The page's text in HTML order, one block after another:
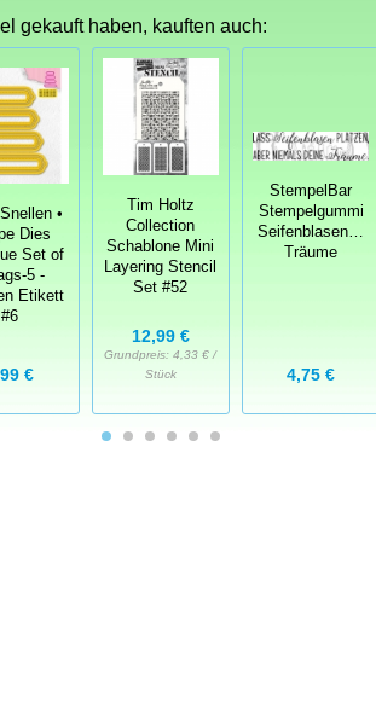
gekauft haben, kauften auch:
•
Dies
Set of
5 -
Etikett
#6
€
Tim Holtz
Collection
Schablone Mini
Layering Stencil
Set #52
12,99 €
Grundpreis:4,33 € /
Stück
StempelBar
Stempelgummi
Seifenblasen…
Träume
4,75 €